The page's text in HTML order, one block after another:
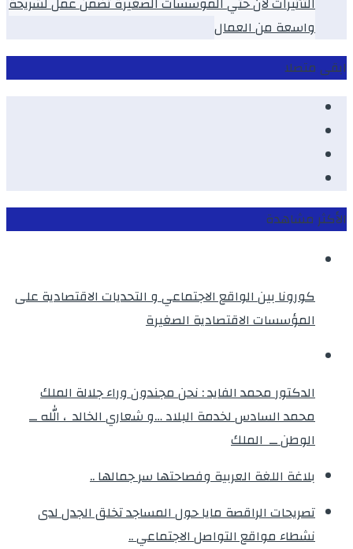
واسعة من العمال
ابقى متصلا
الأكثر مشاهدة
كورونا بين الواقع الاجتماعي و التحديات الاقتصادية على
المؤسسات الاقتصادية الصغيرة
الدكتور محمد الفايد : نحن مجندون وراء جلالة الملك
محمد السادس لخدمة البلاد …و شعاري الخالد ، الله ــ
الوطن ــ الملك
بلاغة اللغة العربية وفصاحتها سر جمالها ..
تصريحات الراقصة مايا حول المساجد تخلق الجدل لدى
نشطاء مواقع التواصل الاجتماعي ..